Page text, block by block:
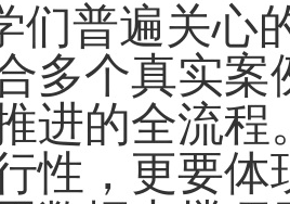
们普遍关心
多个真实
进的全流
性，更要体